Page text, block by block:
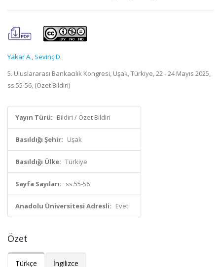
Yakar A., Sevinç D.
5. Uluslararası Bankacılık Kongresi, Uşak, Türkiye, 22 - 24 Mayıs 2025,
ss.55-56, (Özet Bildiri)
Yayın Türü: Bildiri / Özet Bildiri
Basıldığı Şehir: Uşak
Basıldığı Ülke: Türkiye
Sayfa Sayıları: ss.55-56
Anadolu Üniversitesi Adresli: Evet
Özet
Türkçe İngilizce